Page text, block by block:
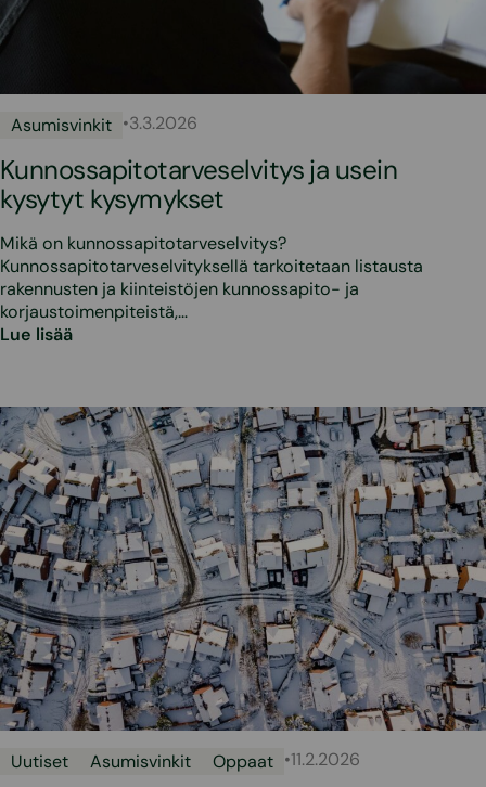
Asumisvinkit •3.3.2026
Kunnossapitotarveselvitys ja usein
kysytyt kysymykset
Mikä on kunnossapitotarveselvitys?
Kunnossapitotarveselvityksellä tarkoitetaan listausta
rakennusten ja kiinteistöjen kunnossapito- ja
korjaustoimenpiteistä,…
Lue lisää
Uutiset Asumisvinkit Oppaat •11.2.2026